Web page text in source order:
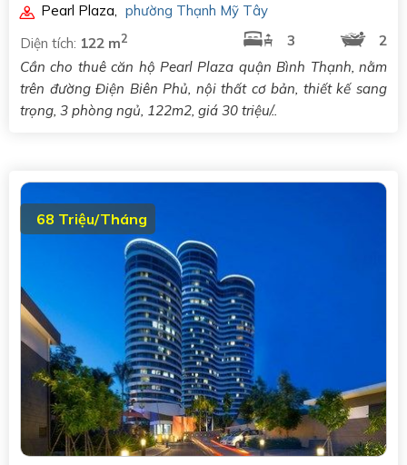
Pearl Plaza
phường Thạnh Mỹ Tây
Diện tích: 122 m2 3
2
Cần cho thuê căn hộ Pearl Plaza quận Bình Thạnh, nằm
trên đường Điện Biên Phủ, nội thất cơ bản, thiết kế sang
trọng, 3 phòng ngủ, 122m2, giá 30 triệu/..
68 Triệu/Tháng